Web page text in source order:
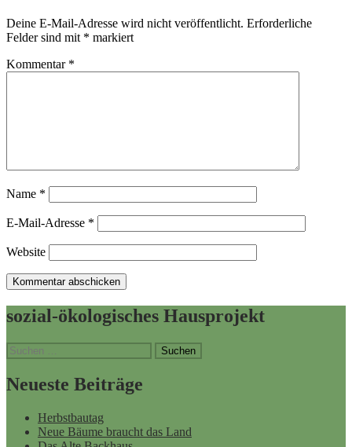
Deine E-Mail-Adresse wird nicht veröffentlicht. Erforderliche
Felder sind mit * markiert
Kommentar *
Name *
E-Mail-Adresse *
Website
sozial-ökologisches Hausprojekt
Suchen
nach:
Neueste Beiträge
Herbstbautag
Neue Bäume braucht das Land